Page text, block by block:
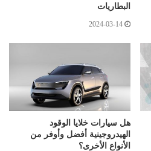
البطاريات
2024-03-14
هل سيارات خلايا الوقود
الهيدروجينية أفضل وأوفر من
الأنواع الأخرى؟